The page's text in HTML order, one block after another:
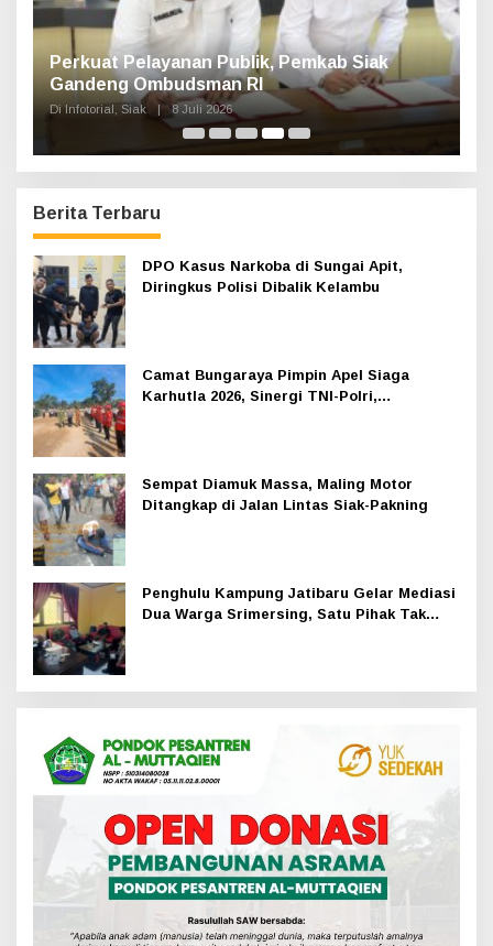
Perkuat Pelayanan Publik, Pemkab Siak
Gandeng Ombudsman RI
Di Infotorial, Siak | 8 Juli 2026
Berita Terbaru
DPO Kasus Narkoba di Sungai Apit,
Diringkus Polisi Dibalik Kelambu
Camat Bungaraya Pimpin Apel Siaga
Karhutla 2026, Sinergi TNI-Polri,
Sempat Diamuk Massa, Maling Motor
Ditangkap di Jalan Lintas Siak-Pakning
Penghulu Kampung Jatibaru Gelar Mediasi
Dua Warga Srimersing, Satu Pihak Tak